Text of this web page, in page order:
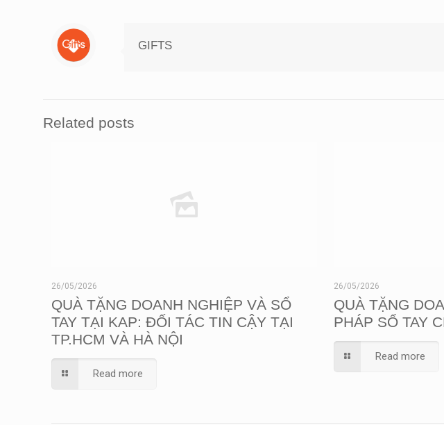
GIFTS
Related posts
26/05/2026
QUÀ TẶNG DOANH NGHIỆP VÀ SỔ
TAY TẠI KAP: ĐỐI TÁC TIN CẬY TẠI
TP.HCM VÀ HÀ NỘI
Read more
26/05/2026
QUÀ TẶNG
PHÁP SỔ TAY
Read more